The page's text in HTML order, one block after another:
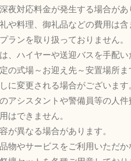
夜対応料金が発生する場合があ
や料理、御礼品などの費用は含
ランを取り扱っておりません。
、ハイヤーや送迎バスを手配
の式場～お迎え先～安置場所ま
に変更される場合がございます
アシスタントや警備員等の人
はできません。
が異なる場合があります。
物やサービスをご利用いただ